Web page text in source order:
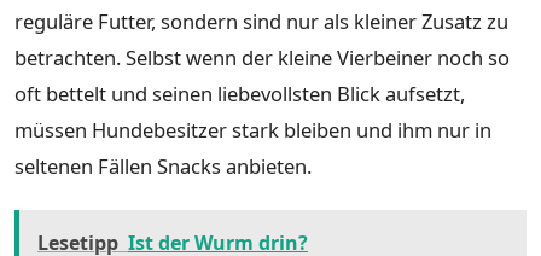
reguläre Futter, sondern sind nur als kleiner Zusatz zu
betrachten. Selbst wenn der kleine Vierbeiner noch so
oft bettelt und seinen liebevollsten Blick aufsetzt,
müssen Hundebesitzer stark bleiben und ihm nur in
seltenen Fällen Snacks anbieten.
Lesetipp Ist der Wurm drin?